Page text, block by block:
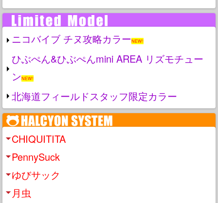
ニコバイブ チヌ攻略カラーNEW!
ひぶぺん&ひぶぺんmini AREA リズモチュー
ンNEW!
北海道フィールドスタッフ限定カラー
CHIQUITITA
PennySuck
ゆびサック
月虫